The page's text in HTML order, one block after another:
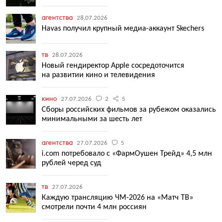
агентства 28.07.2026
Havas получил крупный медиа-аккаунт Skechers
тв 28.07.2026
Новый гендиректор Apple сосредоточится
на развитии кино и телевидения
кино 27.07.2026 2 5
Сборы российских фильмов за рубежом оказались
минимальными за шесть лет
агентства 27.07.2026 5
i.com потребовало с «ФармОушен Трейд» 4,5 млн
рублей черед суд
тв 27.07.2026
Каждую трансляцию ЧМ-2026 на «Матч ТВ»
смотрели почти 4 млн россиян